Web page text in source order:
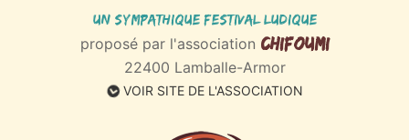
Un sympathique Festival ludique
proposé par l'association Chifoumi
22400 Lamballe-Armor
VOIR SITE DE L'ASSOCIATION